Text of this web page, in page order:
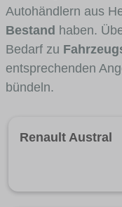
Autohändlern aus
Bestand haben.
Bedarf zu
entsprechenden
bündeln.
Renault Austral